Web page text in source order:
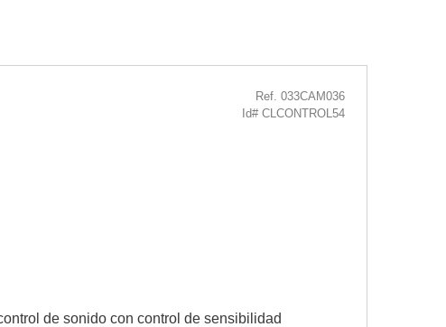
Ref. 033CAM036
Id# CLCONTROL54
de sonido con control de sensibilidad